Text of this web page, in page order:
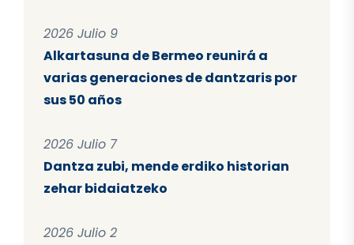
2026 Julio 9
Alkartasuna de Bermeo reunirá a
varias generaciones de dantzaris por
sus 50 años
2026 Julio 7
Dantza zubi, mende erdiko historian
zehar bidaiatzeko
2026 Julio 2